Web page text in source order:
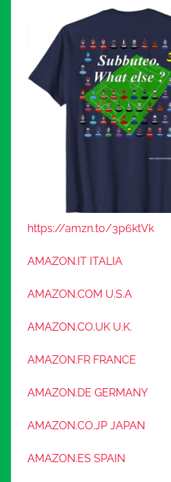
https://amzn.to/3p6ktVk
AMAZON.IT ITALIA
AMAZON.COM U.S.A
AMAZON.CO.UK U.K.
AMAZON.FR FRANCE
AMAZON.DE GERMANY
AMAZON.CO.JP JAPAN
AMAZON.ES SPAIN